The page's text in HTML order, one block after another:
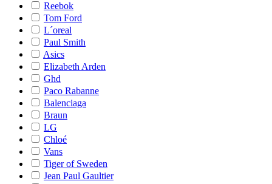
Reebok
Tom Ford
L´oreal
Paul Smith
Asics
Elizabeth Arden
Ghd
Paco Rabanne
Balenciaga
Braun
LG
Chloé
Vans
Tiger of Sweden
Jean Paul Gaultier